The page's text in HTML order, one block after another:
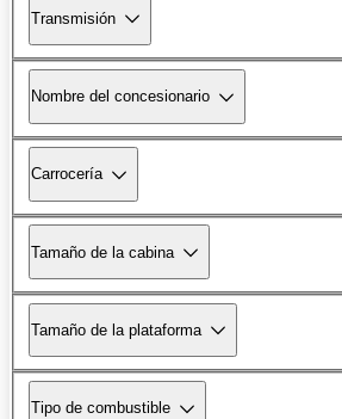
Transmisión
Nombre del concesionario
Carrocería
Tamaño de la cabina
Tamaño de la plataforma
Tipo de combustible